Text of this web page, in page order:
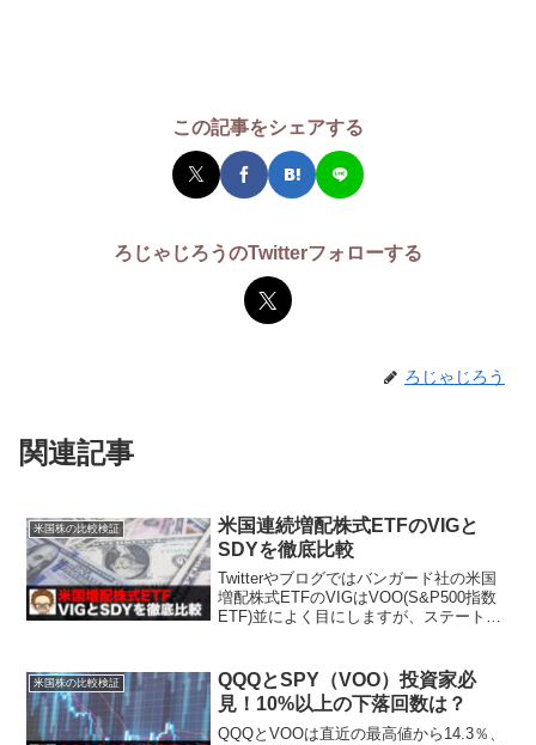
この記事をシェアする
ろじゃじろうのTwitterフォローする
ろじゃじろう
関連記事
米国株の比較検証
米国連続増配株式ETFのVIGと
SDYを徹底比較
Twitterやブログではバンガード社の米国
増配株式ETFのVIGはVOO(S&P500指数
ETF)並によく目にしますが、ステート・
ぜだろう？高配当ETFで人気のSP...
米国株の比較検証
QQQとSPY（VOO）投資家必
見！10%以上の下落回数は？
QQQとVOOは直近の最高値から14.3％、